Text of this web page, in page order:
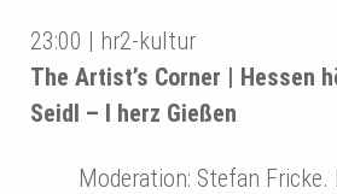
23:00 | hr2-kultur
The Artist’s Corner | Hessen
Seidl – I herz Gießen
Moderation: Stefan Fricke.